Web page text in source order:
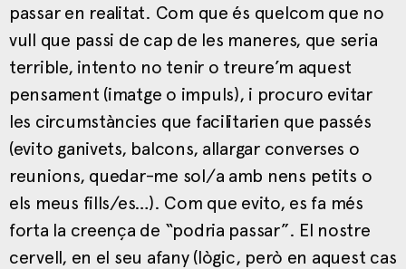
passar en realitat. Com que és quelcom que no
vull que passi de cap de les maneres, que seria
terrible, intento no tenir o treure’m aquest
pensament (imatge o impuls), i procuro evitar
les circumstàncies que facilitarien que passés
(evito ganivets, balcons, allargar converses o
reunions, quedar-me sol/a amb nens petits o
els meus fills/es…). Com que evito, es fa més
forta la creença de “podria passar”. El nostre
cervell, en el seu afany (lògic, però en aquest cas